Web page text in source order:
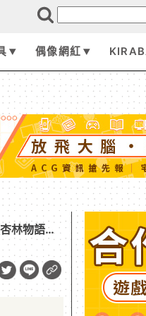
偶像網紅
林物語》